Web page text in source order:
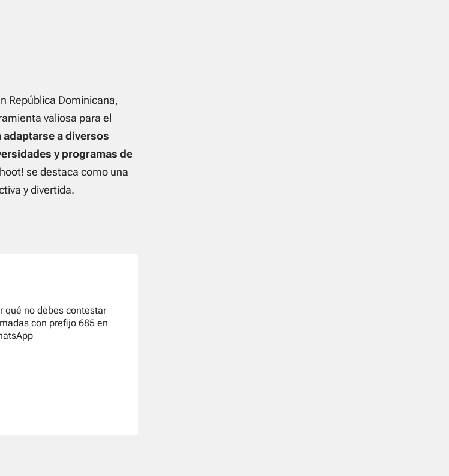
República Dominicana,
valiosa para el
adaptarse a diversos
y programas de
se destaca como una
y divertida.
qué no debes contestar
con prefijo 685 en